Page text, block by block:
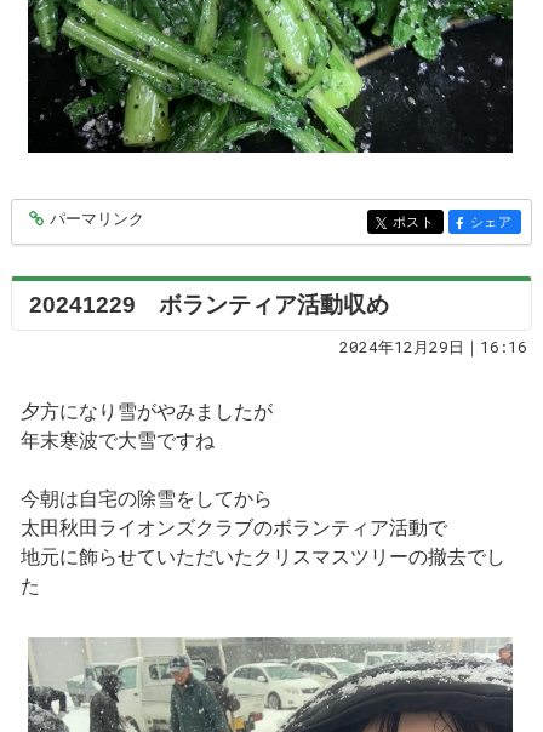
entry9366
パーマリンク entry9366
ポスト entry9366
シェア
20241229 ボランティア活動収め
2024年12月29日｜16:16
夕方になり雪がやみましたが
年末寒波で大雪ですね
今朝は自宅の除雪をしてから
太田秋田ライオンズクラブのボランティア活動で
地元に飾らせていただいたクリスマスツリーの撤去でし
た